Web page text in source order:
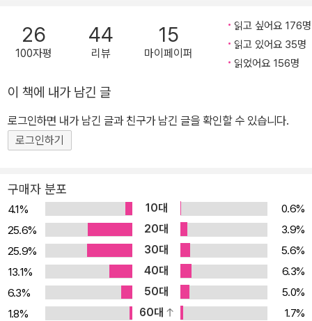
26
100자평
44
리뷰
15
마이페이퍼
읽고 싶어요 176명
읽고 있어요 35명
읽었어요 156명
이 책에 내가 남긴 글
로그인하면 내가 남긴 글과 친구가 남긴 글을 확인할 수 있습니다.
로그인하기
구매자 분포
4.1% 10대
0.6%
25.6%
20대
3.9%
25.9%
30대
5.6%
13.1%
40대
6.3%
6.3%
50대
5.0%
1.8%
60대
1.7%